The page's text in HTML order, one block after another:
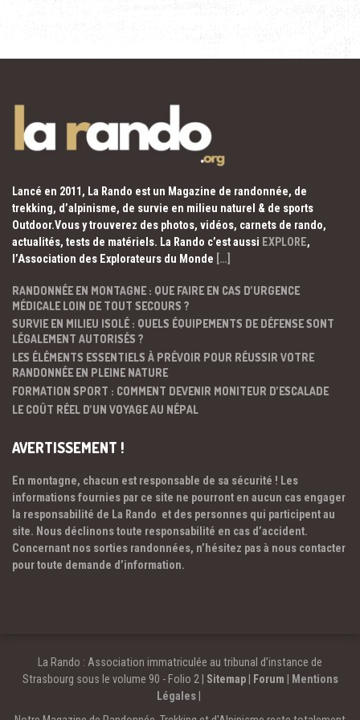
Lancé en 2011, La Rando est un Magazine de randonnée, de
trekking, d’alpinisme, de survie en milieu naturel & de sports
Outdoor.Vous y trouverez des photos, vidéos, carnets de rando,
actualités, tests de matériels. La Rando c’est aussi EXPLORE,
l’Association des Explorateurs du Monde […]
RANDONNÉE EN MONTAGNE : QUE FAIRE EN CAS D’URGENCE
MÉDICALE LOIN DE TOUT SECOURS ?
SURVIE EN MILIEU ISOLÉ : QUELS ÉQUIPEMENTS DE DÉFENSE SONT
LÉGALEMENT AUTORISÉS ?
LES ÉLÉMENTS ESSENTIELS À PRÉVOIR POUR RÉUSSIR VOTRE
RANDONNÉE EN PLEINE NATURE
FORMATION SPORT : COMMENT DEVENIR MONITEUR D’ESCALADE
LE COÛT RÉEL D’UN VOYAGE AU NÉPAL
AVERTISSEMENT !
En montagne, chacun est responsable de sa sécurité ! Les
informations fournies par ce site ne pourront en aucun cas engager
la responsabilité de La Rando et des personnes qui participent au
site. Nous déclinons toute responsabilité en cas d’accident.
Concernant nos sorties randonnées, n’hésitez pas à nous contacter
pour toute demande d’information.
La Rando : Association immatriculée au tribunal d’instance de
Strasbourg sous le volume 90 - Folio 2 | Sitemap| Forum
Mentions
Légales